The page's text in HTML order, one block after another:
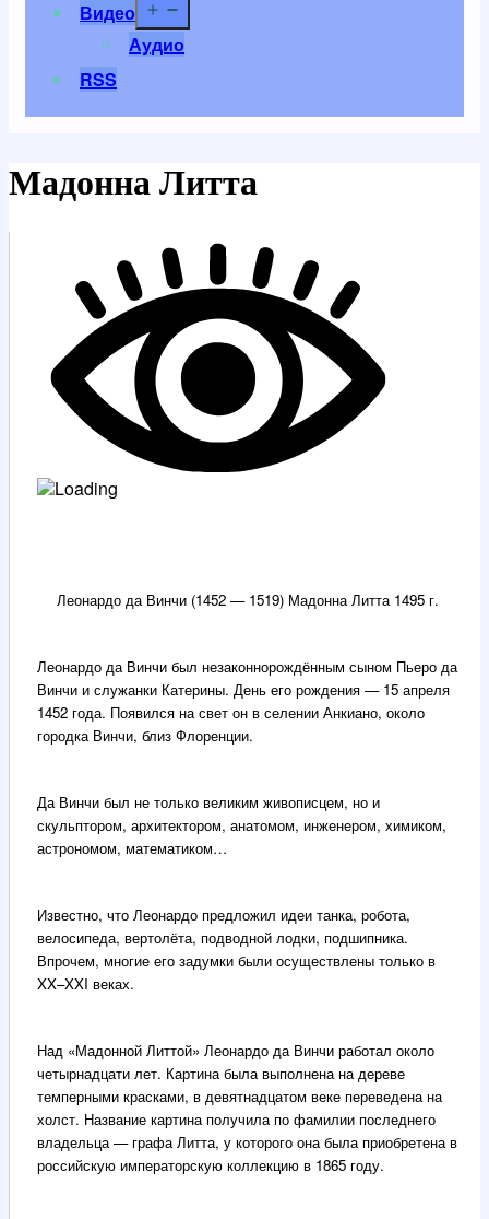
Видео
Аудио
RSS
Мадонна Литта
Леонардо да Винчи (1452 — 1519) Мадонна Литта 1495 г.
Леонардо да Винчи был незаконнорождённым сыном Пьеро да
Винчи и служанки Катерины. День его рождения — 15 апреля
1452 года. Появился на свет он в селении Анкиано, около
городка Винчи, близ Флоренции.
Да Винчи был не только великим живописцем, но и
скульптором, архитектором, анатомом, инженером, химиком,
астрономом, математиком…
Известно, что Леонардо предложил идеи танка, робота,
велосипеда, вертолёта, подводной лодки, подшипника.
Впрочем, многие его задумки были осуществлены только в
XX–XXI веках.
Над «Мадонной Литтой» Леонардо да Винчи работал около
четырнадцати лет. Картина была выполнена на дереве
темперными красками, в девятнадцатом веке переведена на
холст. Название картина получила по фамилии последнего
владельца — графа Литта, у которого она была приобретена в
российскую императорскую коллекцию в 1865 году.